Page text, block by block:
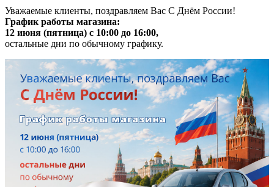
Уважаемые клиенты, поздравляем Вас С Днём России!
График работы магазина:
12 июня (пятница) с 10:00 до 16:00,
остальные дни по обычному графику.